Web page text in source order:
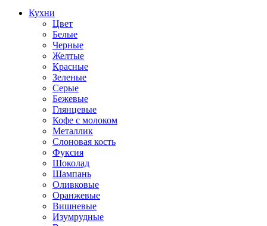
Кухни
Цвет
Белые
Черные
Желтые
Красные
Зеленые
Серые
Бежевые
Глянцевые
Кофе с молоком
Металлик
Слоновая кость
Фуксия
Шоколад
Шампань
Оливковые
Оранжевые
Вишневые
Изумрудные